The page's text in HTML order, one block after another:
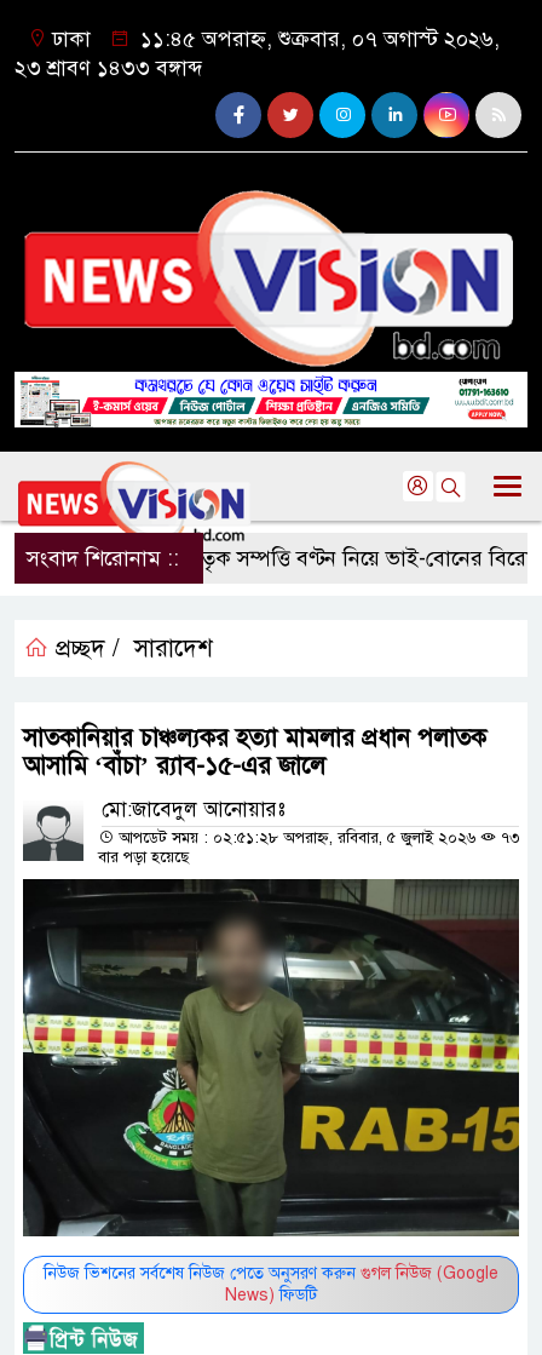
ঢাকা
১১:৪৫ অপরাহ্ন, শুক্রবার, ০৭ অগাস্ট ২০২৬,
২৩ শ্রাবণ ১৪৩৩ বঙ্গাব্দ
সংবাদ শিরোনাম ::পৈতৃক সম্পত্তি বণ্টন নিয়ে ভাই-বোনের
প্রচ্ছদ / সারাদেশ
সাতকানিয়ার চাঞ্চল্যকর হত্যা মামলার প্রধান পলাতক
আসামি ‘বাঁচা’ র‌্যাব-১৫-এর জালে
মো:জাবেদুল আনোয়ারঃ
আপডেট সময় : ০২:৫১:২৮ অপরাহ্ন, রবিবার, ৫ জুলাই ২০২৬
৭৩
বার পড়া হয়েছে
নিউজ ভিশনের সর্বশেষ নিউজ পেতে অনুসরণ করুন গুগল নিউজ (Google
News) ফিডটি